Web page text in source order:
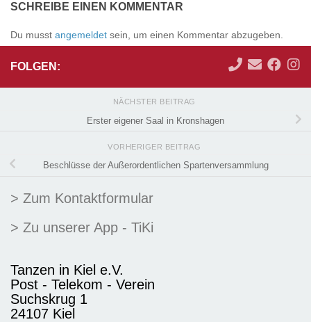
SCHREIBE EINEN KOMMENTAR
Du musst angemeldet sein, um einen Kommentar abzugeben.
FOLGEN:
NÄCHSTER BEITRAG
Erster eigener Saal in Kronshagen
VORHERIGER BEITRAG
Beschlüsse der Außerordentlichen Spartenversammlung
> Zum Kontaktformular
> Zu unserer App - TiKi
Tanzen in Kiel e.V.
Post - Telekom - Verein
Suchskrug 1
24107 Kiel